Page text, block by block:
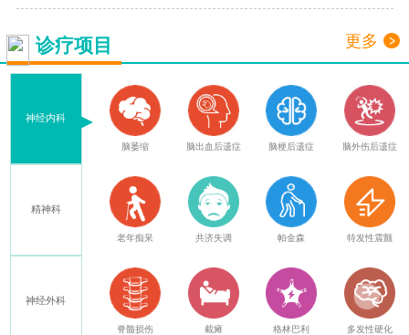
诊疗项目 更多
神经内科
精神科
神经外科
脑萎缩 脑出血后遗症 脑梗后遗症 脑外伤后遗症
老年痴呆 共济失调 帕金森 特发性震颤
脊髓损伤 截瘫 格林巴利 多发性硬化